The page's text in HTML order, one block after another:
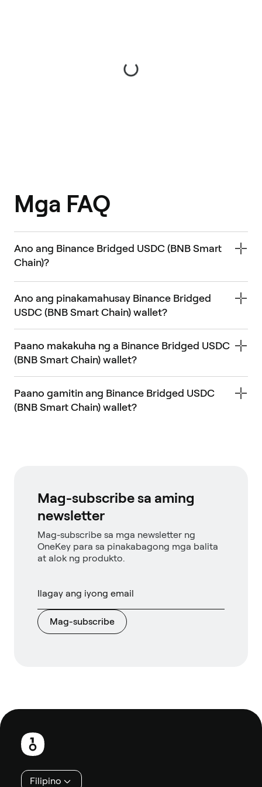
Mga FAQ
Ano ang Binance Bridged USDC (BNB Smart
Chain)?
Ano ang pinakamahusay Binance Bridged
USDC (BNB Smart Chain) wallet?
Paano makakuha ng a Binance Bridged USDC
(BNB Smart Chain) wallet?
Paano gamitin ang Binance Bridged USDC
(BNB Smart Chain) wallet?
Mag-subscribe sa aming
newsletter
Mag-subscribe sa mga newsletter ng
OneKey para sa pinakabagong mga balita
at alok ng produkto.
Mag-subscribe
Footer
Filipino